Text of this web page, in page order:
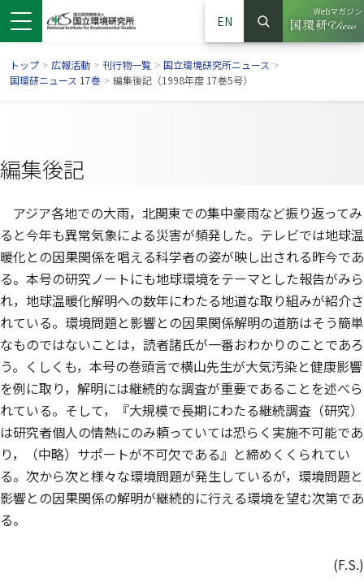
ウで開きます）
ンドウで開きます）
ウインドウで開きます）
EN
サイト内検索
検索
Webマガジン
（別ウイ
トップ > 広報活動 > 刊行物一覧 > 国立環境研究所ニュース >
国環研ニュース 17巻 > 編集後記（1998年度 17巻5号）
編集後記
アジア各地での大雨，北関東での集中豪雨など振り返ってみ
ると今年も異常気象による災害が頻発した。テレビでは地球温
暖化との因果関係を唱える科学者の姿が映し出される昨今であ
る。本号の研究ノートにも地球環境をテーマとした報告がみら
れ，地球温暖化解明への数年にわたる地道な取り組みが紹介さ
れている。環境問題と影響との因果関係解明の道筋はそう簡単
なものではないことは，読者諸氏が一番おわかりのことであろ
う。くしくも，本号の巻頭言で横山先生が大気汚染と健康影響
を例に取り，解明には継続的な調査が重要であることを述べら
れている。そして，『大規模で長期にわたる継続調査（研究）
は研究者個人の情熱にのみ頼っていては恐らく実施不可能であ
り，（中略）サポートが不可欠である』と締めくくられてい
る。次から次と様々な環境問題が発生しているが，環境問題と
影響との因果関係の解明が継続的に行える環境を望む次第であ
る。
(F.S.)